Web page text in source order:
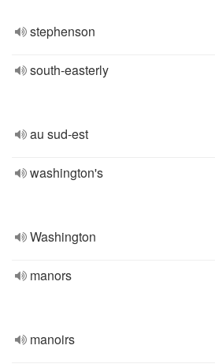
stephenson
south-easterly
au sud-est
washington's
Washington
manors
manoirs